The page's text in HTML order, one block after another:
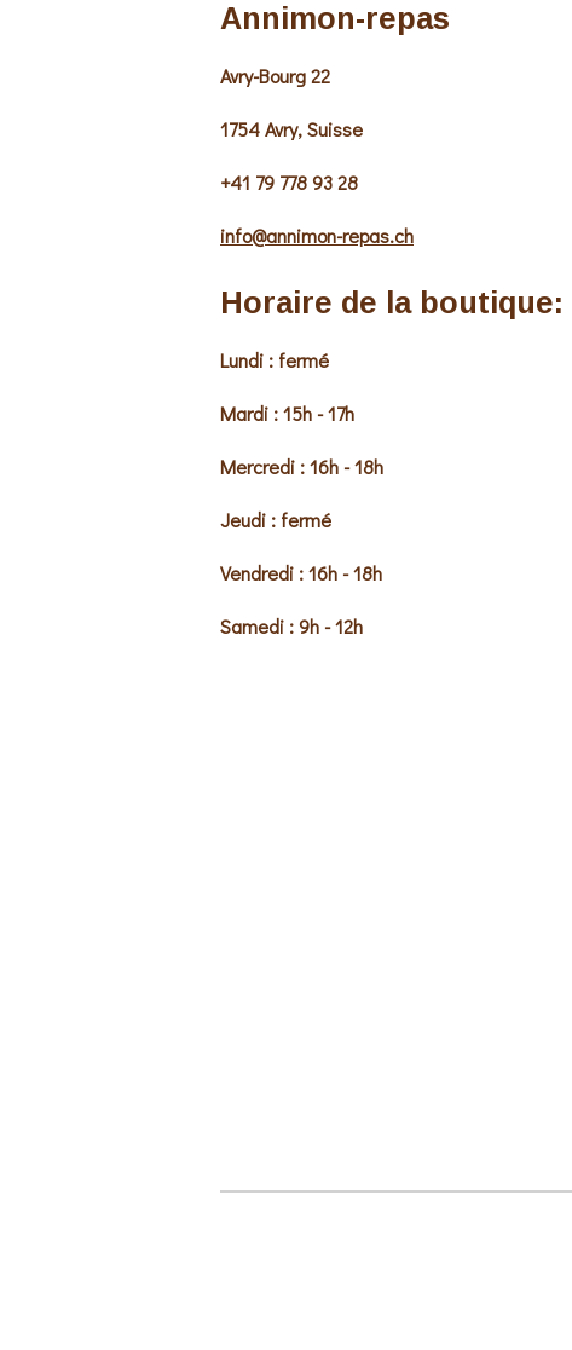
Annimon-repas
Avry-Bourg 22
1754 Avry, Suisse
+41 79 778 93 28
info@annimon-repas.ch
Horaire de la boutique:
Lundi : fermé
Mardi : 15h - 17h
Mercredi : 16h - 18h
Jeudi : fermé
Vendredi : 16h - 18h
Samedi : 9h - 12h